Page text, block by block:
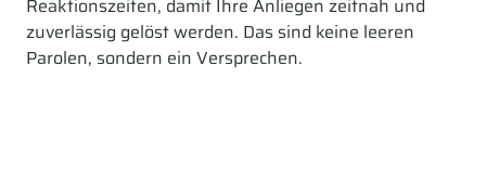
Reaktionszeiten, damit Ihre Anliegen zeitnah und
zuverlässig gelöst werden. Das sind keine leeren
Parolen, sondern ein Versprechen.